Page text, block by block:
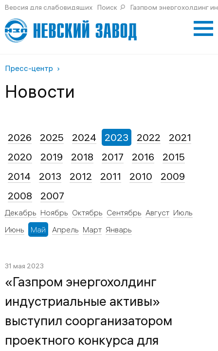
Версия для слабовидящих Поиск Газпром энергохолдинг
Пресс-центр
Новости
2026 2025 2024 2023
Декабрь Ноябрь Октябрь Сентябрь Август Июль
Июнь
Май Апрель Март Январь
2022
2021
2020
2019 2018 2017 2016
2015
2014
2013 2012 2011 2010
2009
2008
2007
31 мая 2023
«Газпром энергохолдинг
индустриальные активы»
выступил соорганизатором
проектного конкурса для